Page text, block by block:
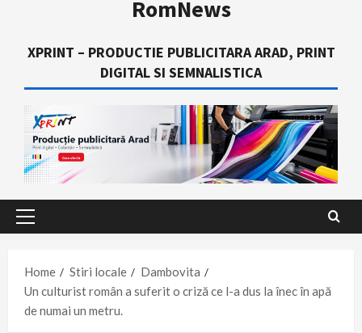
RomNews
XPRINT – PRODUCTIE PUBLICITARA ARAD, PRINT
DIGITAL SI SEMNALISTICA
Primary
Home
Stiri locale
Dambovita
Un culturist român a suferit o criză ce l-a dus la înec în apă
de numai un metru.